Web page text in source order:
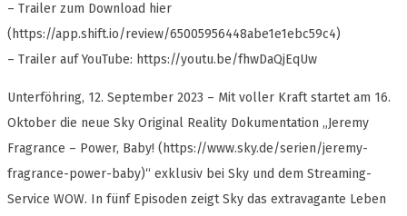
– Trailer zum Download hier
(https://app.shift.io/review/65005956448abe1e1ebc59c4)
– Trailer auf YouTube: https://youtu.be/fhwDaQjEqUw
Unterföhring, 12. September 2023 – Mit voller Kraft startet am 16.
Oktober die neue Sky Original Reality Dokumentation „Jeremy
Fragrance – Power, Baby! (https://www.sky.de/serien/jeremy-
fragrance-power-baby)“ exklusiv bei Sky und dem Streaming-
Service WOW. In fünf Episoden zeigt Sky das extravagante Leben